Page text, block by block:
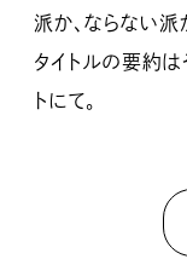
派か、ならない派
タイトルの要約は
トにて。